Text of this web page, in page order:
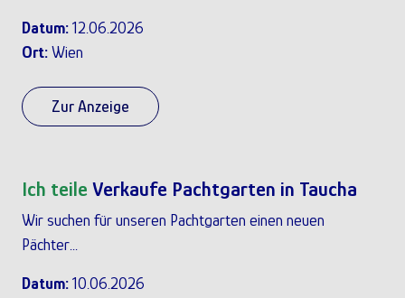
Datum: 12.06.2026
Ort: Wien
Zur Anzeige
Ich teileVerkaufe Pachtgarten in Taucha
Wir suchen für unseren Pachtgarten einen neuen
Pächter...
Datum: 10.06.2026